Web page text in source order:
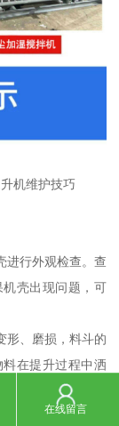
机维护技巧
行外观检查。查
壳出现问题，可
、磨损，料斗的
在提升过程中洒
带，要看是否有
在线留言